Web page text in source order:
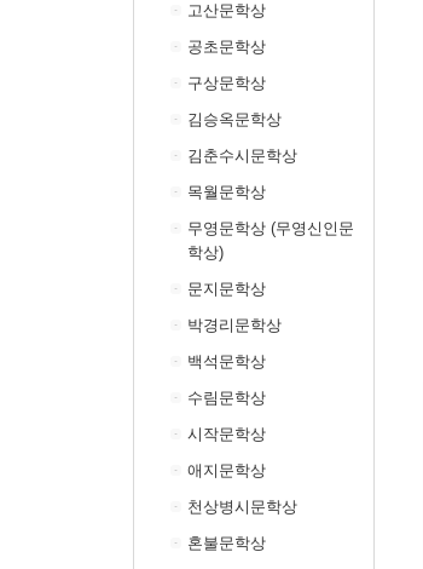
고산문학상
공초문학상
구상문학상
김승옥문학상
김춘수시문학상
목월문학상
무영문학상 (무영신인문
학상)
문지문학상
박경리문학상
백석문학상
수림문학상
시작문학상
애지문학상
천상병시문학상
혼불문학상